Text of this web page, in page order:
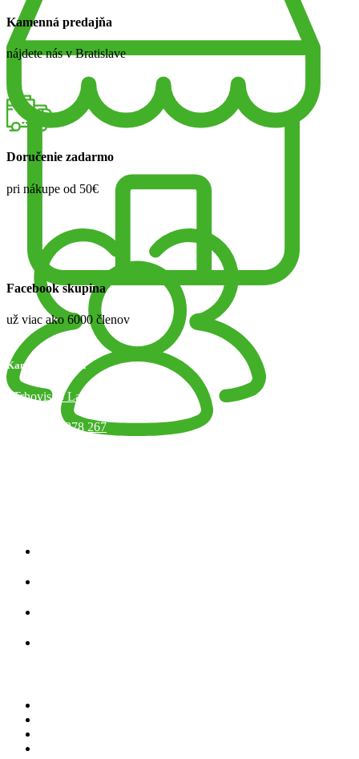
Kamenná predajňa
nájdete nás v Bratislave
Doručenie zadarmo
pri nákupe od 50€
Facebook skupina
už viac ako 6000 členov
Kamenný obchod
Trhovisko Latorická 1, Bratislava
+421 918 378 267